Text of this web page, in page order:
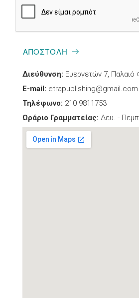
ΑΠΟΣΤΟΛΉ
Διεύθυνση: Ευεργετών 7, Παλαιό
E-mail: etrapublishing@gmail.com
Τηλέφωνο: 210 9811753
Ωράριο Γραμματείας: Δευ. -